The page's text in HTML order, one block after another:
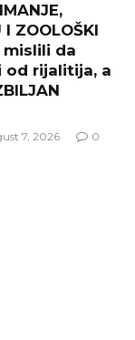
I ZOOLOŠKI
mislili da
od rijalitija, a
7, 2026 0